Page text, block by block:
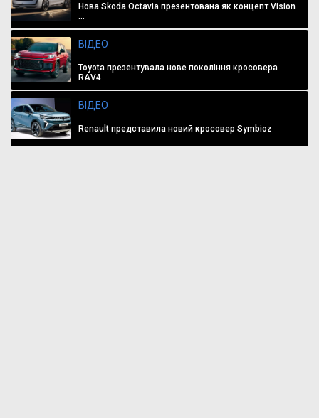
Нова Skoda Octavia презентована як концепт Vision
...
ВІДЕО
Toyota презентувала нове покоління кросовера
RAV4
ВІДЕО
Renault представила новий кросовер Symbioz